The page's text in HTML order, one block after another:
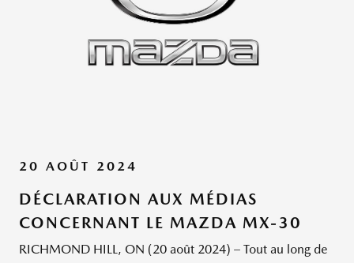
20 AOÛT 2024
DÉCLARATION AUX MÉDIAS
CONCERNANT LE MAZDA MX-30
RICHMOND HILL, ON (20 août 2024) – Tout au long de